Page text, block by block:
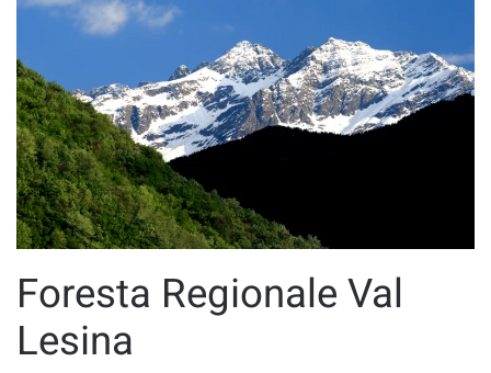
Foresta Regionale Val
Lesina